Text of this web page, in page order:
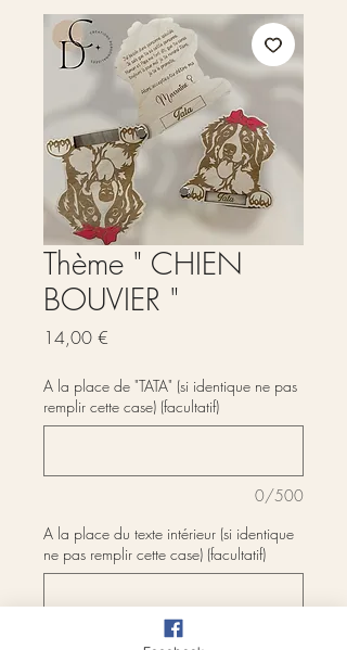
Thème " CHIEN
BOUVIER "
14,00 €
A la place de "TATA" (si identique ne pas
remplir cette case) (facultatif)
0/500
A la place du texte intérieur (si identique
ne pas remplir cette case) (facultatif)